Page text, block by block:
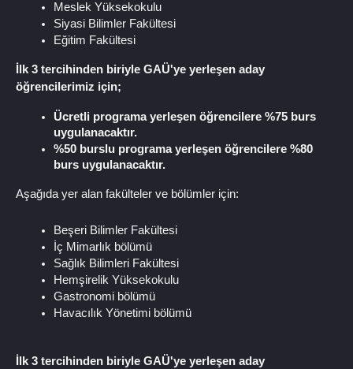
Meslek Yüksekokulu
Siyasi Bilimler Fakültesi
Eğitim Fakültesi
İlk 3 tercihinden biriyle GAÜ'ye yerleşen aday
öğrencilerimiz için;
Ücretli programa yerleşen öğrencilere %75 burs
uygulanacaktır.
%50 burslu programa yerleşen öğrencilere %80
burs uygulanacaktır.
Aşağıda yer alan fakülteler ve bölümler için:
Beşeri Bilimler Fakültesi
İç Mimarlık bölümü
Sağlık Bilimleri Fakültesi
Hemşirelik Yüksekokulu
Gastronomi bölümü
Havacılık Yönetimi bölümü
İlk 3 tercihinden biriyle GAÜ'ye yerleşen aday